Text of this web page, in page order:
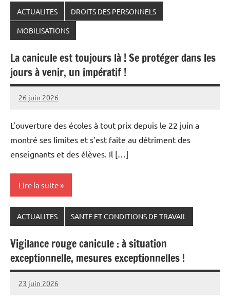
ACTUALITES DROITS DES PERSONNELS
MOBILISATIONS
La canicule est toujours là ! Se protéger dans les
jours à venir, un impératif !
26 juin 2026
Damien
L’ouverture des écoles à tout prix depuis le 22 juin a
montré ses limites et s’est faite au détriment des
enseignants et des élèves. Il […]
Lire la suite
ACTUALITES SANTE ET CONDITIONS DE TRAVAIL
Vigilance rouge canicule : à situation
exceptionnelle, mesures exceptionnelles !
23 juin 2026
Snudifo44